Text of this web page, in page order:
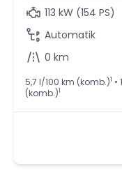
113 kW (154 PS)
Automatik
0 km
5,7 l/100 km (komb.)1 •
(komb.)1